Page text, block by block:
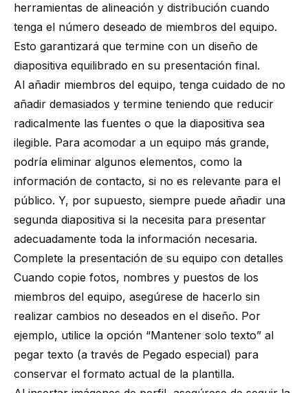
herramientas de alineación y distribución cuando
tenga el número deseado de miembros del equipo.
Esto garantizará que termine con un diseño de
diapositiva equilibrado en su presentación final.
Al añadir miembros del equipo, tenga cuidado de no
añadir demasiados y termine teniendo que reducir
radicalmente las fuentes o que la diapositiva sea
ilegible. Para acomodar a un equipo más grande,
podría eliminar algunos elementos, como la
información de contacto, si no es relevante para el
público. Y, por supuesto, siempre puede añadir una
segunda diapositiva si la necesita para presentar
adecuadamente toda la información necesaria.
Complete la presentación de su equipo con detalles
Cuando copie fotos, nombres y puestos de los
miembros del equipo, asegúrese de hacerlo sin
realizar cambios no deseados en el diseño. Por
ejemplo, utilice la opción “Mantener solo texto” al
pegar texto (a través de Pegado especial) para
conservar el formato actual de la plantilla.